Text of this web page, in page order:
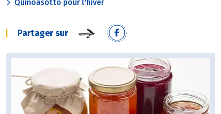
Quinoasotto pour l'hiver
Partager sur